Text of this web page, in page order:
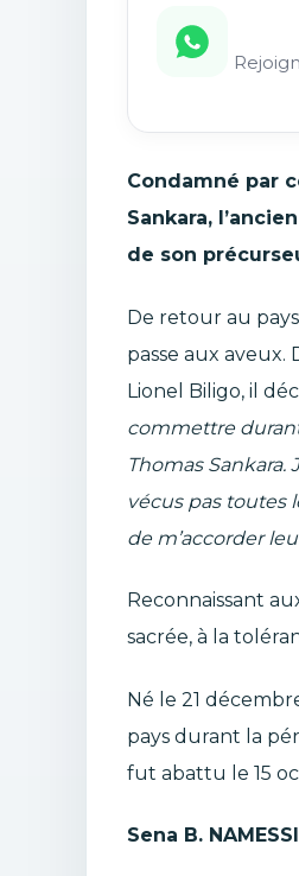
Condamné par
Sankara,
de son
De retour au
passe aux
Lionel Biligo, il
commettre
Thomas
vécus pas toutes
de m’accorder
Reconnaissant
sacrée, à la
Né le 21
pays durant la
fut abattu le 15
Sena B. NAMESSI